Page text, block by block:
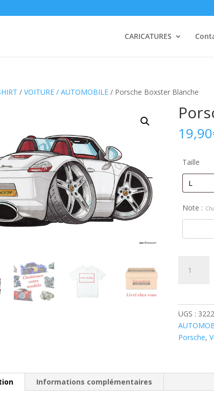
CARICATURES
/ VOITURE / AUTOMOBILE/ Porsche Boxster Blanche
19,90
Taille
Note :
UGS :
Porsche,
Informations complémentaires